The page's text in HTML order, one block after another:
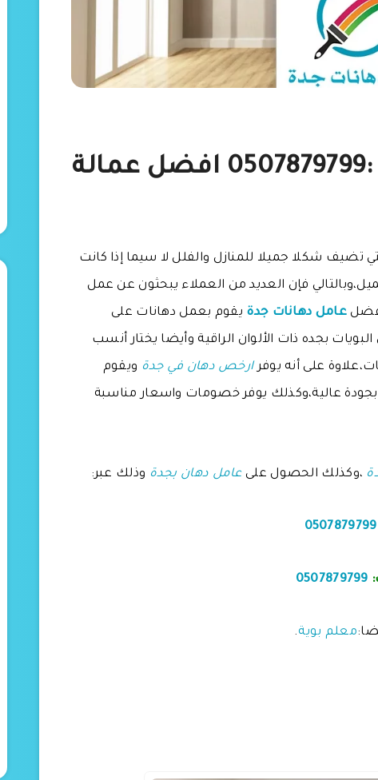
عامل دهانات جدة جوال :0507879799 افضل عمالة
تضيف شكلا جميلا للمنازل والفلل لا سيما إذا كانت
فإن العديد من العملاء يبحثون عن عمل
عامل دهانات جدة يقوم بعمل دهانات على
بجده ذات الألوان الراقية وأيضا يختار أنسب
على أنه يوفرارخص دهان في جدة ويقوم
عالية،وكذلك يوفر خصومات واسعار مناسبة
،وكذلك الحصول علىعامل دهان بجدة وذلك عبر:
0507879799
0507879799
معلم بوية.